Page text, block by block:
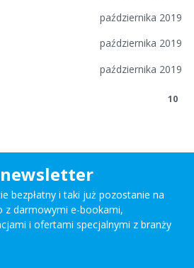
października 2019
października 2019
października 2019
10
newsletter
bezpłatny i taki już pozostanie na
z darmowymi e-bookami,
i ofertami specjalnymi z branży